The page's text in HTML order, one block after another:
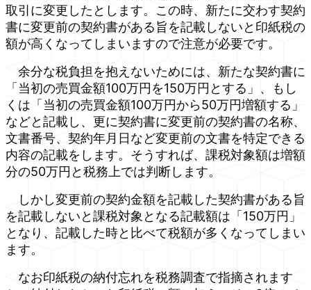
取引に変更したとします。この時、新たに交わす契約
書に変更前の契約書がある旨を記載しないと印紙税の
額が高くなってしまいますので注意が必要です。
余分な税負担を抱えないためには、新たな契約書に
「当初の売買金額100万円を150万円とする」、もし
くは「当初の売買金額100万円から50万円増額する」
などと記載し、更に契約書に変更前の契約書の名称、
文書番号、契約年月日など変更前の文書を特定できる
内容の記載をします。そうすれば、課税対象額は増額
分の50万円と税務上では判断します。
しかし変更前の契約金額を記載した契約書がある旨
を記載しないと課税対象となる記載額は「150万円」
となり、記載した時と比べて税額が多くなってしまい
ます。
なお印紙税の納付忘れを税務調査で指摘されます